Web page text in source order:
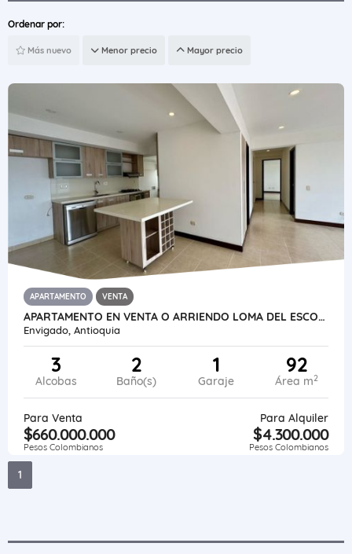
Ordenar por:
Más nuevo Menor precio Mayor precio
APARTAMENTO VENTA
APARTAMENTO EN VENTA O ARRIENDO LOMA DEL ESCOBERO
Envigado, Antioquia
3
Alcobas
2
Baño(s)
1
Garaje
92
Área m2
Para Venta
$660.000.000
Pesos Colombianos
Para Alquiler
$4.300.000
Pesos Colombianos
1